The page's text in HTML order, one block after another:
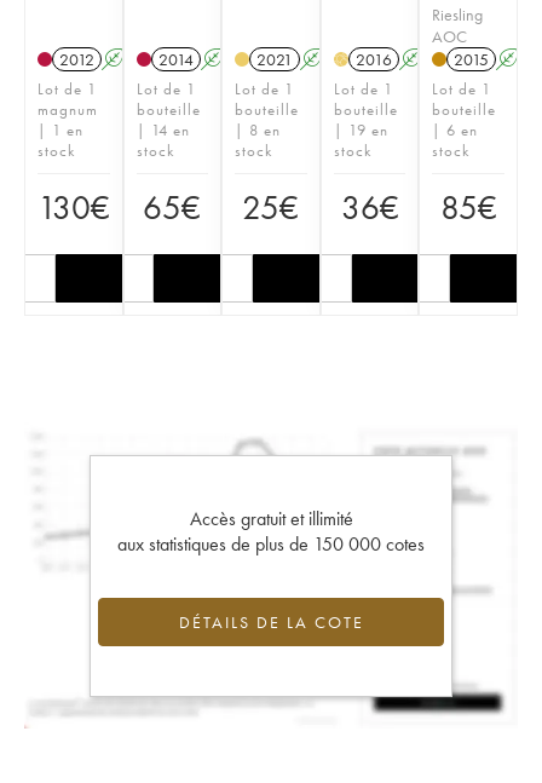
2012 A
Lot de 1
magnum
| 1 en
stock
130€
2014 A
Lot de 1
bouteille
| 14 en
stock
65€
2021 A
Lot de 1
bouteille
| 8 en
stock
25€
H 2016 A
Lot de 1
bouteille
| 19 en
stock
36€
Riesling
AOC
2015 A
Lot de 1
bouteille
| 6 en
stock
85€
Accès gratuit et illimité
aux statistiques de plus de 150 000 cotes
DÉTAILS DE LA COTE